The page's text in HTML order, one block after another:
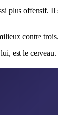
plus
contre
est le